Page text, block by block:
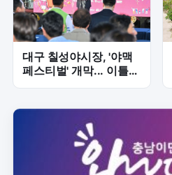
대구 칠성야시장, '야맥
페스티벌' 개막... 이틀간